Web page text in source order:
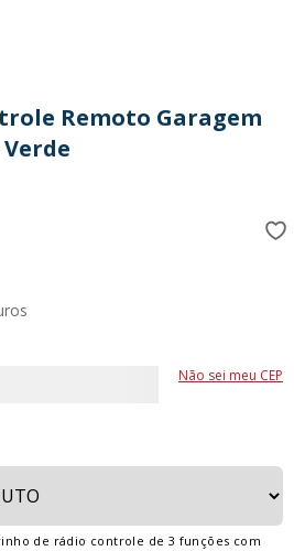
Remoto Garagem
Não sei meu CEP
de rádio controle de 3 funções com
pop
kpop